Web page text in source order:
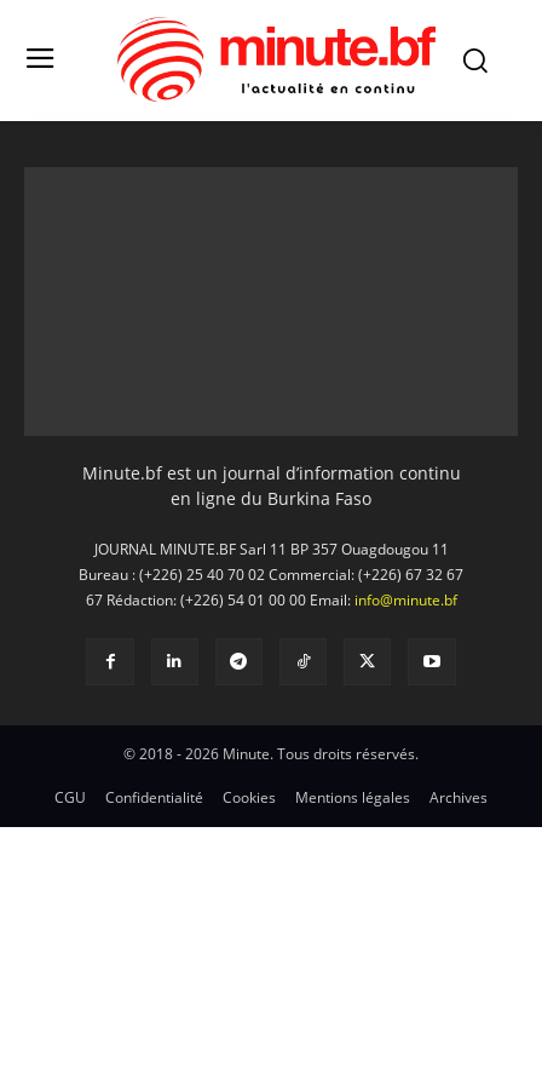
Minute.bf est un journal d’information continu
en ligne du Burkina Faso
JOURNAL MINUTE.BF Sarl 11 BP 357 Ouagdougou 11
Bureau : (+226) 25 40 70 02 Commercial: (+226) 67 32 67
67 Rédaction: (+226) 54 01 00 00 Email: info@minute.bf
© 2018 - 2026 Minute. Tous droits réservés.
CGU Confidentialité Cookies Mentions légales Archives